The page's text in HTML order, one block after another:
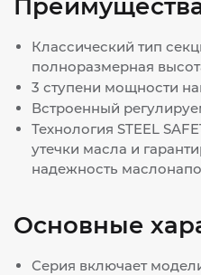
Классический тип
полноразмерная
3 ступени мощности
Встроенный
Технология STEEL
утечки масла и
надежность
Основные
Серия включает